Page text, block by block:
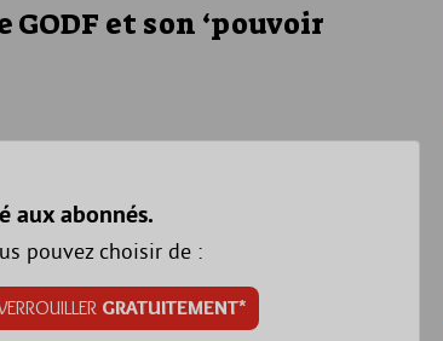
et son ‘pouvoir
aux abonnés.
pouvez choisir de :
GRATUITEMENT*